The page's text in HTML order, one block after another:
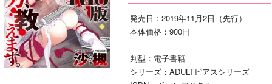
発売日：2019年11月2日（先行）
本体価格：900円
判型：電子書籍
シリーズ：ADULTピアスシリーズ